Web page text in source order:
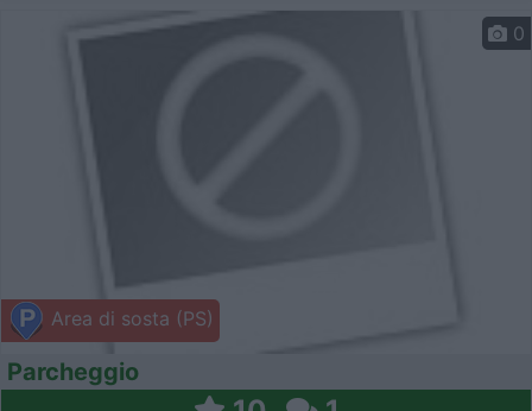
Area di sosta (PS)
0
Parcheggio